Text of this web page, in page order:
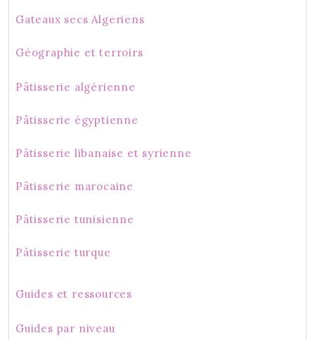
Gateaux secs Algeriens
Géographie et terroirs
Pâtisserie algérienne
Pâtisserie égyptienne
Pâtisserie libanaise et syrienne
Pâtisserie marocaine
Pâtisserie tunisienne
Pâtisserie turque
Guides et ressources
Guides par niveau